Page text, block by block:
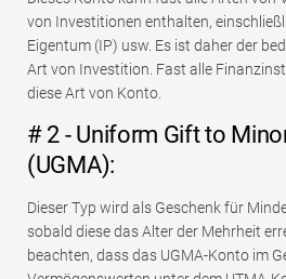
von Investitionen enthalten,
Eigentum (IP) usw. Es ist daher der
Art von Investition. Fast alle
diese Art von Konto.
# 2 - Uniform Gift to
(UGMA):
Dieser Typ wird als Geschenk für
sobald diese das Alter der Mehrheit
beachten, dass das UGMA-Konto im